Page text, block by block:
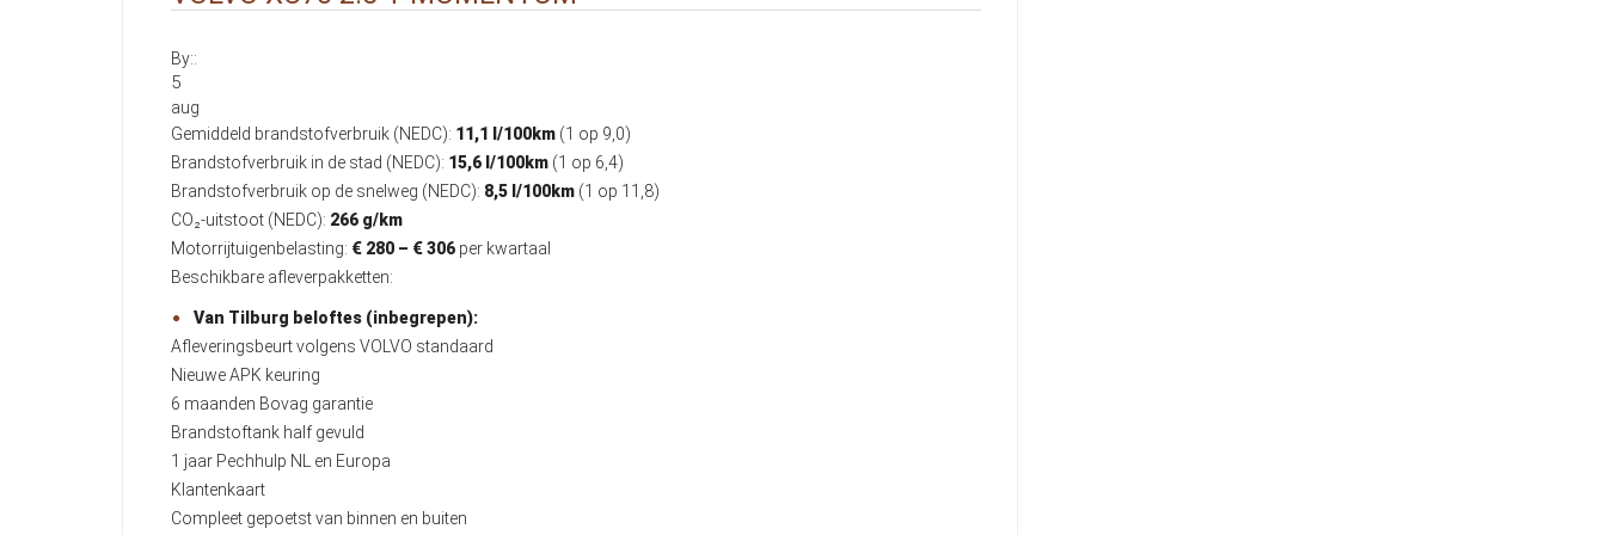
By::
5
aug
Gemiddeld brandstofverbruik (NEDC): 11,1 l/100km (1 op 9,0)
Brandstofverbruik in de stad (NEDC): 15,6 l/100km (1 op 6,4)
Brandstofverbruik op de snelweg (NEDC): 8,5 l/100km (1 op 11,8)
CO₂-uitstoot (NEDC): 266 g/km
Motorrijtuigenbelasting: € 280 – € 306 per kwartaal
Beschikbare afleverpakketten:
Van Tilburg beloftes (inbegrepen):
Afleveringsbeurt volgens VOLVO standaard
Nieuwe APK keuring
6 maanden Bovag garantie
Brandstoftank half gevuld
1 jaar Pechhulp NL en Europa
Klantenkaart
Compleet gepoetst van binnen en buiten